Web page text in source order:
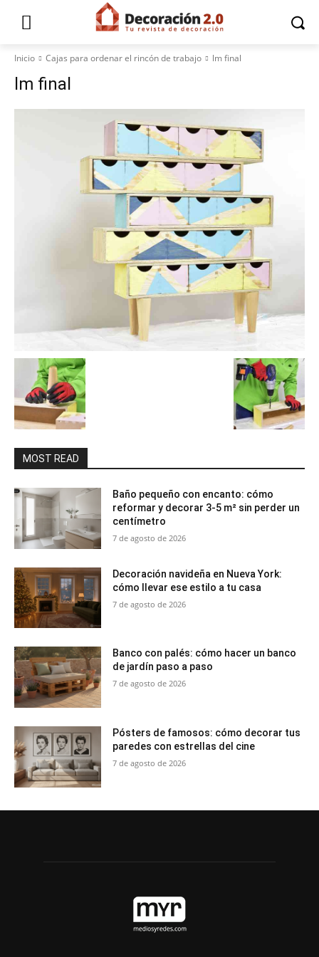
Inicio Cajas para ordenar el rincón de trabajo lm final
lm final
MOST READ
Baño pequeño con encanto: cómo
reformar y decorar 3-5 m² sin perder un
centímetro
7 de agosto de 2026
Decoración navideña en Nueva York:
cómo llevar ese estilo a tu casa
7 de agosto de 2026
Banco con palés: cómo hacer un banco
de jardín paso a paso
7 de agosto de 2026
Pósters de famosos: cómo decorar tus
paredes con estrellas del cine
7 de agosto de 2026